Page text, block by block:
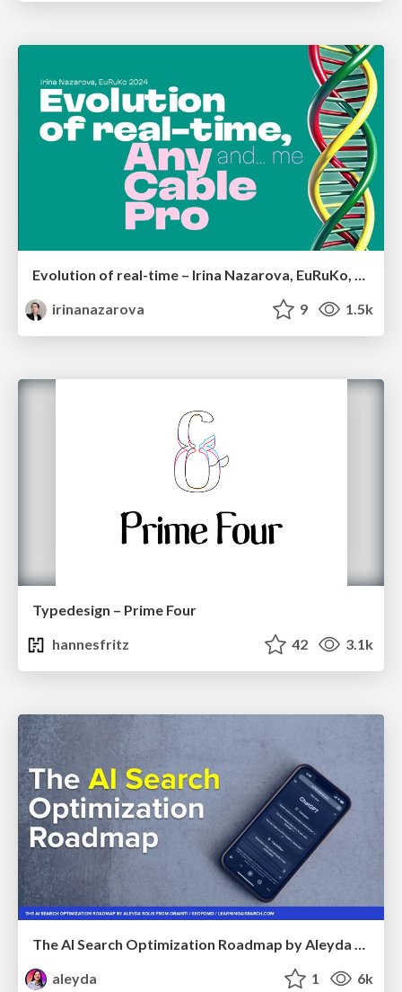
Evolution of real-time – Irina Nazarova, EuRuKo, 2024
irinanazarova
9 1.5k
Typedesign – Prime Four
hannesfritz
42 3.1k
The AI Search Optimization Roadmap by Aleyda Solis
aleyda
1 6k